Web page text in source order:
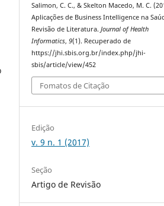
Salimon, C. C., & Skelton Macedo, M. C.
Aplicações de Business Intelligence na
Revisão de Literatura.Journal of Health
Informatics,9(1). Recuperado de
https://jhi.sbis.org.br/index.php/jhi-
sbis/article/view/452
Fomatos de Citação
Edição
v. 9 n. 1 (2017)
Seção
Artigo de Revisão